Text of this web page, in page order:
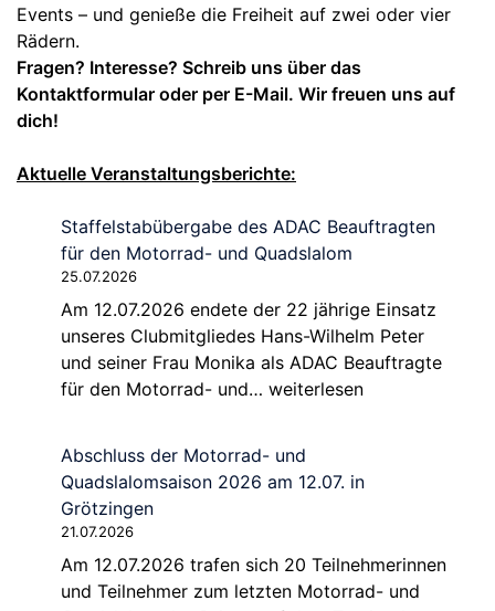
Events – und genieße die Freiheit auf zwei oder vier
Rädern.
Fragen? Interesse? Schreib uns über das
Kontaktformular oder per E-Mail. Wir freuen uns auf
dich!
Aktuelle Veranstaltungsberichte:
Staffelstabübergabe des ADAC Beauftragten
für den Motorrad- und Quadslalom
25.07.2026
Am 12.07.2026 endete der 22 jährige Einsatz
unseres Clubmitgliedes Hans-Wilhelm Peter
und seiner Frau Monika als ADAC Beauftragte
für den Motorrad- und… Staffelstabübergabe
Beauftragten
für
und
Quadslalom
weiterlesen
Abschluss der Motorrad- und
Quadslalomsaison 2026 am 12.07. in
Grötzingen
21.07.2026
Am 12.07.2026 trafen sich 20 Teilnehmerinnen
und Teilnehmer zum letzten Motorrad- und